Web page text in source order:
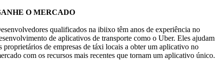
O MERCADO
qualificados na ibiixo têm anos de experiência no
de aplicativos de transporte como o Uber. Eles ajudam
proprietários de empresas de táxi locais a obter um aplicativo no
com os recursos mais recentes que tornam um aplicativo único.